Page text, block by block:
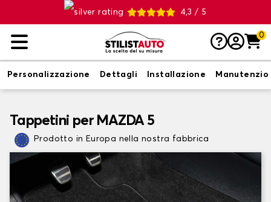
4,3 / 5
0
Personalizzazione Dettagli Installazione
Tappetini per MAZDA 5
Prodotto in Europa nella nostra fabbrica